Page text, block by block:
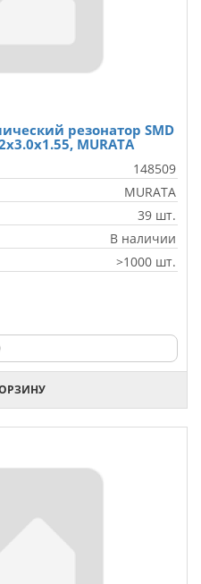
резонатор SMD
MURATA
148509
MURATA
39 шт.
В наличии
>1000 шт.